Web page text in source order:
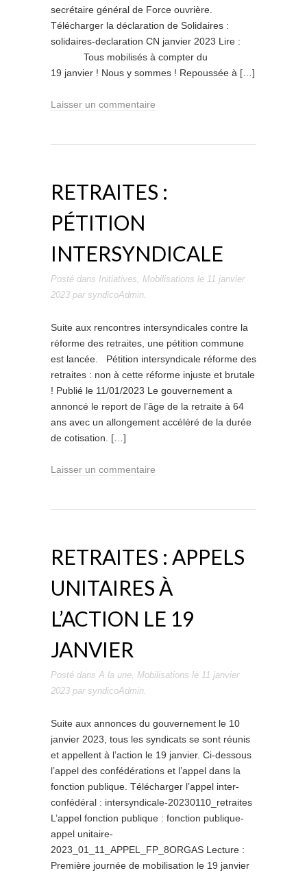
secrétaire général de Force ouvrière.
Télécharger la déclaration de Solidaires :
solidaires-declaration CN janvier 2023 Lire :
Tous mobilisés à compter du
19 janvier ! Nous y sommes ! Repoussée à […]
Laisser un commentaire
RETRAITES :
PÉTITION
INTERSYNDICALE
Posté dans Initiatives, Mobilisations le 11 janvier
2023 par syndicoAdmin.
Suite aux rencontres intersyndicales contre la
réforme des retraites, une pétition commune
est lancée. Pétition intersyndicale réforme des
retraites : non à cette réforme injuste et brutale
! Publié le 11/01/2023 Le gouvernement a
annoncé le report de l’âge de la retraite à 64
ans avec un allongement accéléré de la durée
de cotisation. […]
Laisser un commentaire
RETRAITES : APPELS
UNITAIRES À
L’ACTION LE 19
JANVIER
Posté dans A la une, Mobilisations le 11 janvier
2023 par syndicoAdmin.
Suite aux annonces du gouvernement le 10
janvier 2023, tous les syndicats se sont réunis
et appellent à l’action le 19 janvier. Ci-dessous
l’appel des confédérations et l’appel dans la
fonction publique. Télécharger l’appel inter-
confédéral : intersyndicale-20230110_retraites
L’appel fonction publique : fonction publique-
appel unitaire-
2023_01_11_APPEL_FP_8ORGAS Lecture :
Première journée de mobilisation le 19 janvier